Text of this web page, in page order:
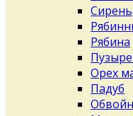
Сирень
Рябина
Орех
Падуб